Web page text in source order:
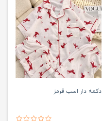
دکمه دار اسب قرمز